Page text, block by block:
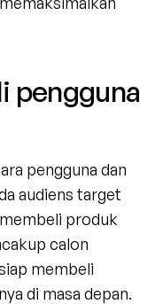
pengguna
pengguna dan
audiens target
produk
calon
membeli
di masa depan.